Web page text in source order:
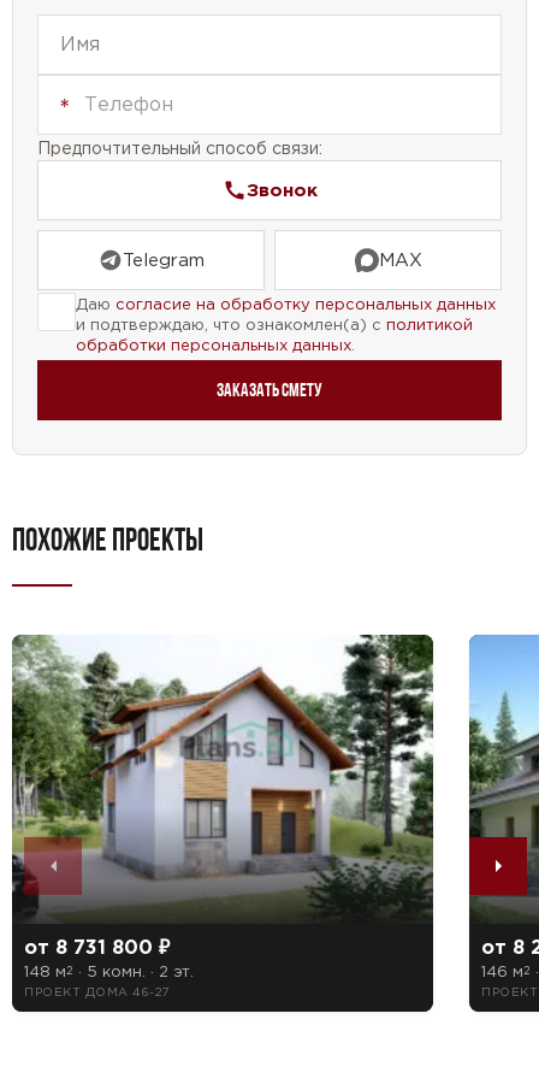
Предпочтительный способ связи:
Звонок
Telegram MAX
Даю согласие на обработку персональных данных
и подтверждаю, что ознакомлен(а) с политикой
обработки персональных данных
Заказать смету
ПОХОЖИЕ ПРОЕКТЫ
от 8 731 800 ₽
148 м 2 · 5 комн. · 2 эт.
ПРОЕКТ ДОМА 46-27
от 8
146 м 2